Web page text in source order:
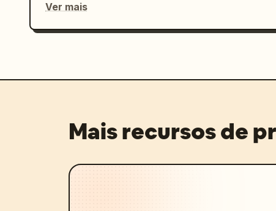
Ver mais
Mais recursos de